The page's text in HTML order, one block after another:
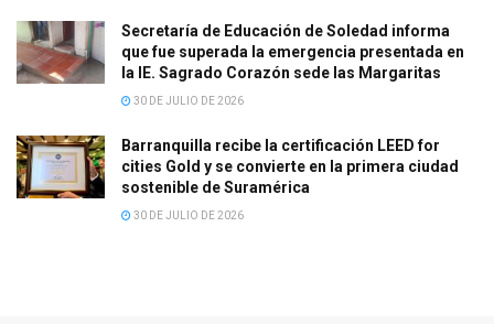
Secretaría de Educación de Soledad informa
que fue superada la emergencia presentada en
la IE. Sagrado Corazón sede las Margaritas
30 DE JULIO DE 2026
Barranquilla recibe la certificación LEED for
cities Gold y se convierte en la primera ciudad
sostenible de Suramérica
30 DE JULIO DE 2026